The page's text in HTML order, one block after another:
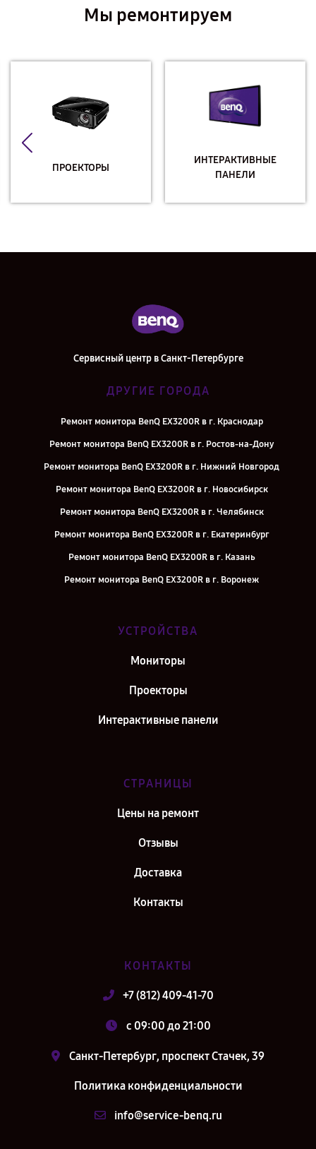
Мы ремонтируем
ПРОЕКТОРЫ
ИНТЕРАКТИВНЫЕ
ПАНЕЛИ
Сервисный центр в Санкт-Петербурге
ДРУГИЕ ГОРОДА
Ремонт монитора BenQ EX3200R в г. Краснодар
Ремонт монитора BenQ EX3200R в г. Ростов-на-Дону
Ремонт монитора BenQ EX3200R в г. Нижний Новгород
Ремонт монитора BenQ EX3200R в г. Новосибирск
Ремонт монитора BenQ EX3200R в г. Челябинск
Ремонт монитора BenQ EX3200R в г. Екатеринбург
Ремонт монитора BenQ EX3200R в г. Казань
Ремонт монитора BenQ EX3200R в г. Воронеж
Ремонт монитора BenQ EX3200R в г. Самара
Ремонт монитора BenQ EX3200R в г. Москва
УСТРОЙСТВА
Мониторы
Проекторы
Интерактивные панели
СТРАНИЦЫ
Цены на ремонт
Отзывы
Доставка
Контакты
КОНТАКТЫ
+7 (812) 409-41-70
c 09:00 до 21:00
Санкт-Петербург, проспект Стачек, 39
Политика конфиденциальности
info@service-benq.ru